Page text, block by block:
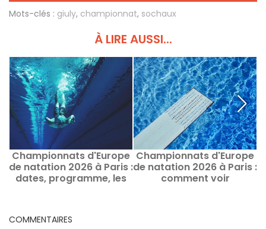
Mots-clés : giuly, championnat, sochaux
À LIRE AUSSI...
Championnats d'Europe
de natation 2026 à Paris :
dates, programme, les
Championnats d'Europe
de natation 2026 à Paris :
comment voir
COMMENTAIRES